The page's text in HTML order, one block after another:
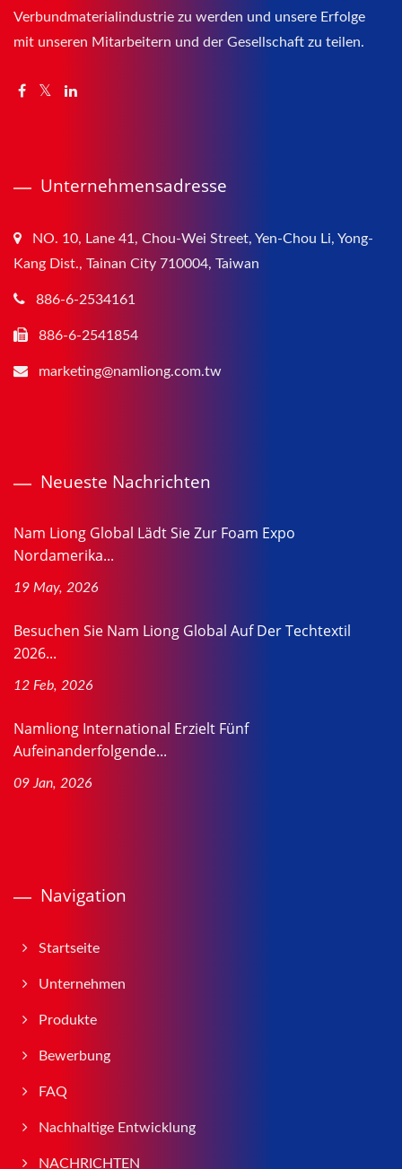
Verbundmaterialindustrie zu werden und unsere Erfolge
mit unseren Mitarbeitern und der Gesellschaft zu teilen.
Unternehmensadresse
NO. 10, Lane 41, Chou-Wei Street, Yen-Chou Li, Yong-
Kang Dist., Tainan City 710004, Taiwan
886-6-2534161
886-6-2541854
marketing@namliong.com.tw
Neueste Nachrichten
Nam Liong Global Lädt Sie Zur Foam Expo
Nordamerika...
19 May, 2026
Besuchen Sie Nam Liong Global Auf Der Techtextil
2026...
12 Feb, 2026
Namliong International Erzielt Fünf
Aufeinanderfolgende...
09 Jan, 2026
Navigation
Startseite
Unternehmen
Produkte
Bewerbung
FAQ
Nachhaltige Entwicklung
NACHRICHTEN